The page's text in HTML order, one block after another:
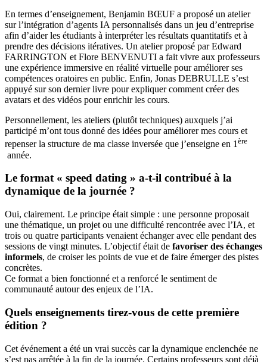
En termes d’enseignement, Benjamin BŒUF a proposé un atelier
sur l’intégration d’agents IA personnalisés dans un jeu d’entreprise
afin d’aider les étudiants à interpréter les résultats quantitatifs et à
prendre des décisions itératives. Un atelier proposé par Edward
FARRINGTON et Flore BENVENUTI a fait vivre aux professeurs
une expérience immersive en réalité virtuelle pour améliorer ses
compétences oratoires en public. Enfin, Jonas DEBRULLE s’est
appuyé sur son dernier livre pour expliquer comment créer des
avatars et des vidéos pour enrichir les cours.
Personnellement, les ateliers (plutôt techniques) auxquels j’ai
participé m’ont tous donné des idées pour améliorer mes cours et
repenser la structure de ma classe inversée que j’enseigne en 1ère
année.
Le format « speed dating » a-t-il contribué à la
dynamique de la journée ?
Oui, clairement. Le principe était simple : une personne proposait
une thématique, un projet ou une difficulté rencontrée avec l’IA, et
trois ou quatre participants venaient échanger avec elle pendant des
sessions de vingt minutes. L’objectif était de favoriser des échanges
informels, de croiser les points de vue et de faire émerger des pistes
concrètes.
Ce format a bien fonctionné et a renforcé le sentiment de
communauté autour des enjeux de l’IA.
Quels enseignements tirez-vous de cette première
édition ?
Cet événement a été un vrai succès car la dynamique enclenchée ne
s’est pas arrêtée à la fin de la journée. Certains professeurs sont déjà